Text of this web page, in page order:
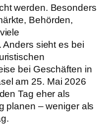
werden. Besonders
Behörden,
Anders sieht es bei
bei Geschäften in
am 25. Mai 2026
Tag eher als
planen – weniger als